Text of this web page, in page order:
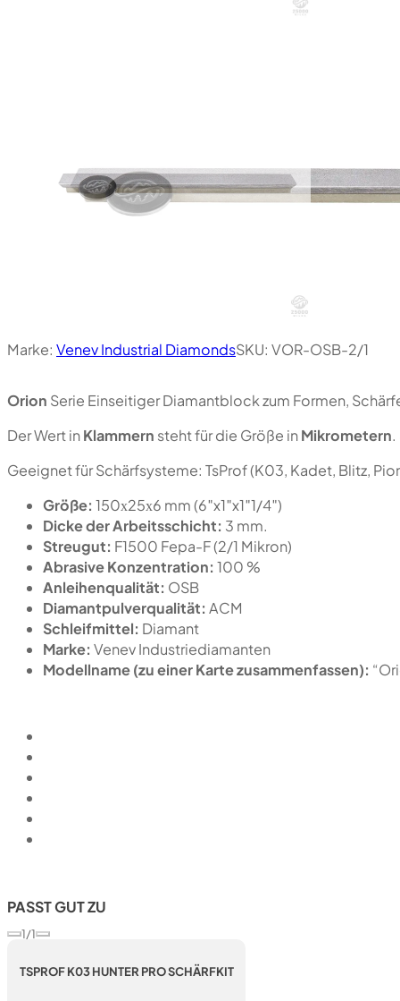
Orion Serie Einseitiger Diamantblock zum Formen,
Der Wert inKlammern steht für die Größe inMikrometern.
Geeignet für Schärfsysteme: TsProf (K03, Kadet, Blitz,
Größe: 150х25х6 mm (6″x1″x1″1/4″)
Dicke der Arbeitsschicht: 3 mm.
Streugut: F1500 Fepa-F (2/1 Mikron)
Abrasive Konzentration: 100 %
Anleihenqualität: OSB
Diamantpulverqualität: ACM
Schleifmittel: Diamant
Marke: Venev Industriediamanten
Modellname (zu einer Karte zusammenfassen):
Marke: Venev Industrial DiamondsSKU: VOR-OSB-2/1
PASST GUT ZU
1/1
TSPROF K03 HUNTER PRO SCHÄRFKIT